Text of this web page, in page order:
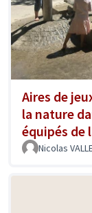
Aires de
la nature
équipés de
Nicolas